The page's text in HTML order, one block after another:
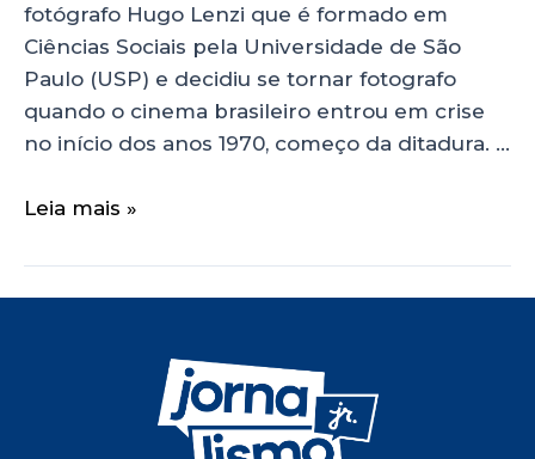
fotógrafo Hugo Lenzi que é formado em
Ciências Sociais pela Universidade de São
Paulo (USP) e decidiu se tornar fotografo
quando o cinema brasileiro entrou em crise
no início dos anos 1970, começo da ditadura. …
Leia mais »